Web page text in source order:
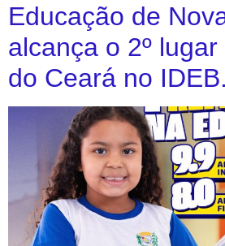
Educação de
alcança o 2º
do Ceará no IDEB.